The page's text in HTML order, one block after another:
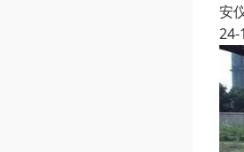
安
24-